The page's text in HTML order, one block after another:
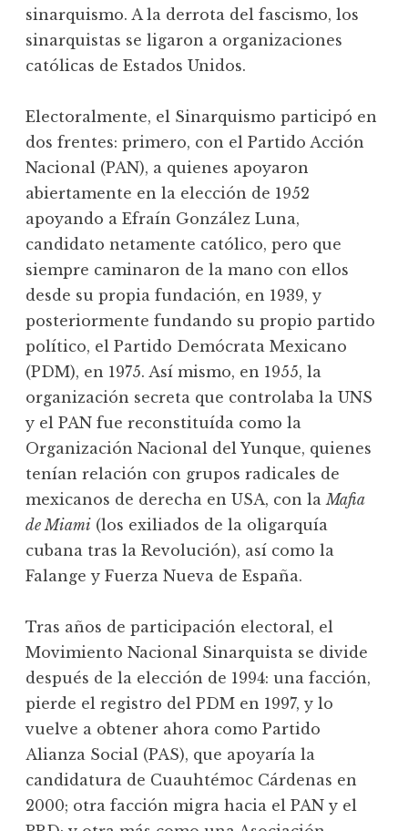
sinarquismo. A la derrota del fascismo, los
sinarquistas se ligaron a organizaciones
católicas de Estados Unidos.
Electoralmente, el Sinarquismo participó en
dos frentes: primero, con el Partido Acción
Nacional (PAN), a quienes apoyaron
abiertamente en la elección de 1952
apoyando a Efraín González Luna,
candidato netamente católico, pero que
siempre caminaron de la mano con ellos
desde su propia fundación, en 1939, y
posteriormente fundando su propio partido
político, el Partido Demócrata Mexicano
(PDM), en 1975. Así mismo, en 1955, la
organización secreta que controlaba la UNS
y el PAN fue reconstituída como la
Organización Nacional del Yunque, quienes
tenían relación con grupos radicales de
mexicanos de derecha en USA, con laMafia
de Miami (los exiliados de la oligarquía
cubana tras la Revolución), así como la
Falange y Fuerza Nueva de España.
Tras años de participación electoral, el
Movimiento Nacional Sinarquista se divide
después de la elección de 1994: una facción,
pierde el registro del PDM en 1997, y lo
vuelve a obtener ahora como Partido
Alianza Social (PAS), que apoyaría la
candidatura de Cuauhtémoc Cárdenas en
2000; otra facción migra hacia el PAN y el